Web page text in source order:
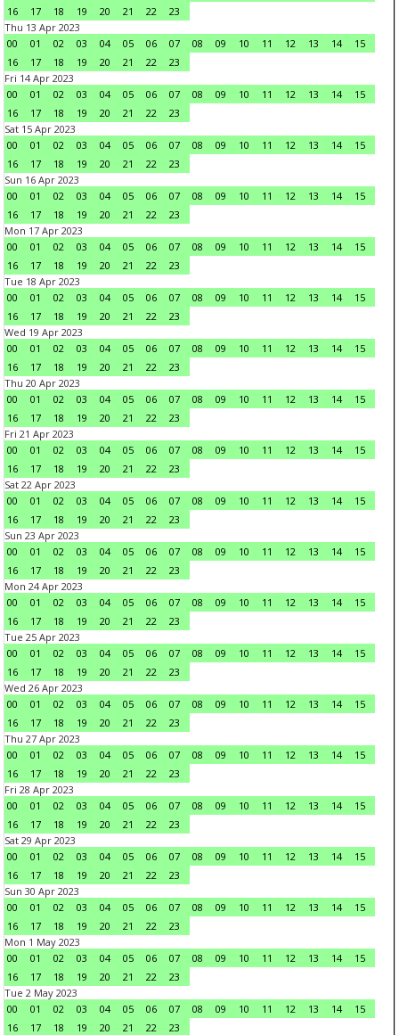
16
17 18 19 20 21 22
23
Thu 13 Apr 2023
00
01 02 03 04 05 06 07 08 09 10 11 12 13 14
15
16
17 18 19 20 21 22
23
Fri 14 Apr 2023
00
01 02 03 04 05 06 07 08 09 10 11 12 13 14
15
16
17 18 19 20 21 22
23
Sat 15 Apr 2023
00
01 02 03 04 05 06 07 08 09 10 11 12 13 14
15
16
17 18 19 20 21 22
23
Sun 16 Apr 2023
00
01 02 03 04 05 06 07 08 09 10 11 12 13 14
15
16
17 18 19 20 21 22
23
Mon 17 Apr 2023
00
01 02 03 04 05 06 07 08 09 10 11 12 13 14
15
16
17 18 19 20 21 22
23
Tue 18 Apr 2023
00
01 02 03 04 05 06 07 08 09 10 11 12 13 14
15
16
17 18 19 20 21 22
23
Wed 19 Apr 2023
00
01 02 03 04 05 06 07 08 09 10 11 12 13 14
15
16
17 18 19 20 21 22
23
Thu 20 Apr 2023
00
01 02 03 04 05 06 07 08 09 10 11 12 13 14
15
16
17 18 19 20 21 22
23
Fri 21 Apr 2023
00
01 02 03 04 05 06 07 08 09 10 11 12 13 14
15
16
17 18 19 20 21 22
23
Sat 22 Apr 2023
00
01 02 03 04 05 06 07 08 09 10 11 12 13 14
15
16
17 18 19 20 21 22
23
Sun 23 Apr 2023
00
01 02 03 04 05 06 07 08 09 10 11 12 13 14
15
16
17 18 19 20 21 22
23
Mon 24 Apr 2023
00
01 02 03 04 05 06 07 08 09 10 11 12 13 14
15
16
17 18 19 20 21 22
23
Tue 25 Apr 2023
00
01 02 03 04 05 06 07 08 09 10 11 12 13 14
15
16
17 18 19 20 21 22
23
Wed 26 Apr 2023
00
01 02 03 04 05 06 07 08 09 10 11 12 13 14
15
16
17 18 19 20 21 22
23
Thu 27 Apr 2023
00
01 02 03 04 05 06 07 08 09 10 11 12 13 14
15
16
17 18 19 20 21 22
23
Fri 28 Apr 2023
00
01 02 03 04 05 06 07 08 09 10 11 12 13 14
15
16
17 18 19 20 21 22
23
Sat 29 Apr 2023
00
01 02 03 04 05 06 07 08 09 10 11 12 13 14
15
16
17 18 19 20 21 22
23
Sun 30 Apr 2023
00
01 02 03 04 05 06 07 08 09 10 11 12 13 14
15
16
17 18 19 20 21 22
23
Mon 1 May 2023
00
01 02 03 04 05 06 07 08 09 10 11 12 13 14
15
16
17 18 19 20 21 22
23
Tue 2 May 2023
00
01 02 03 04 05 06 07 08 09 10 11 12 13 14
15
16
17 18 19 20 21 22
23